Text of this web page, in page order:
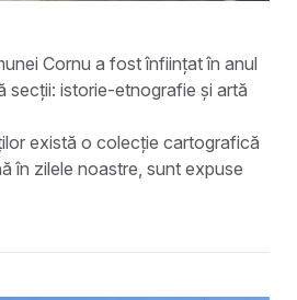
Cornu a fost înființat în anul
secții: istorie-etnografie și artă
există o colecție cartografică
în zilele noastre, sunt expuse